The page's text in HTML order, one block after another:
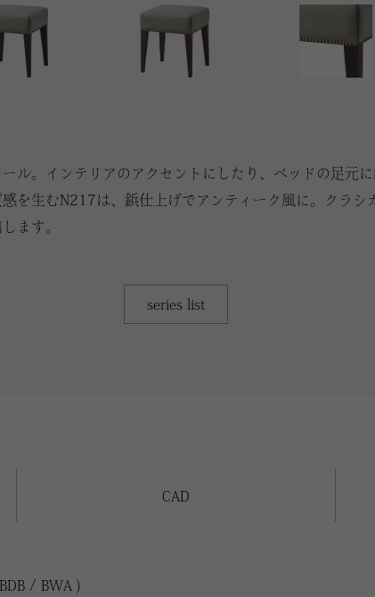
ル。インテリアのアクセントにしたり、ベッドの足元
を生むN217は、鋲仕上げでアンティーク風に。クラ
ます。
series list
CAD
/ BWA )